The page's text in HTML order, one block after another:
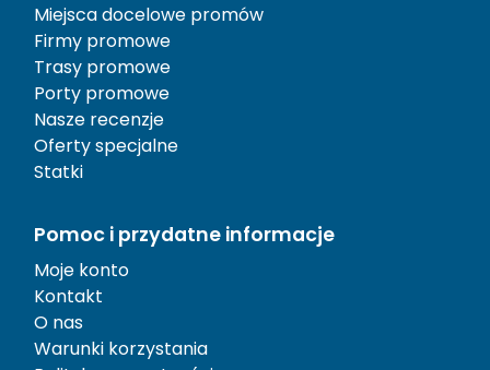
Miejsca docelowe promów
Firmy promowe
Trasy promowe
Porty promowe
Nasze recenzje
Oferty specjalne
Statki
Pomoc i przydatne informacje
Moje konto
Kontakt
O nas
Warunki korzystania